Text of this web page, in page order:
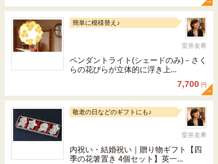
簡単に模様替え♪
室井友希
ペンダントライト(シェードのみ)－さく
らの花びらが立体的に浮き上...
7,700 円
敬老の日などのギフトにも♪
室井友希
内祝い・結婚祝い｜贈り物ギフト【四
季の花箸置き 4個セット】英一...